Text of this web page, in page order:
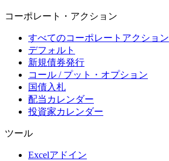
コーポレート・アクション
すべてのコーポレートアクション
デフォルト
新規債券発行
コール / プット・オプション
国債入札
配当カレンダー
投資家カレンダー
ツール
Excelアドイン